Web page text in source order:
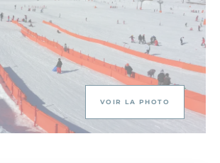
VOIR LA PHOTO